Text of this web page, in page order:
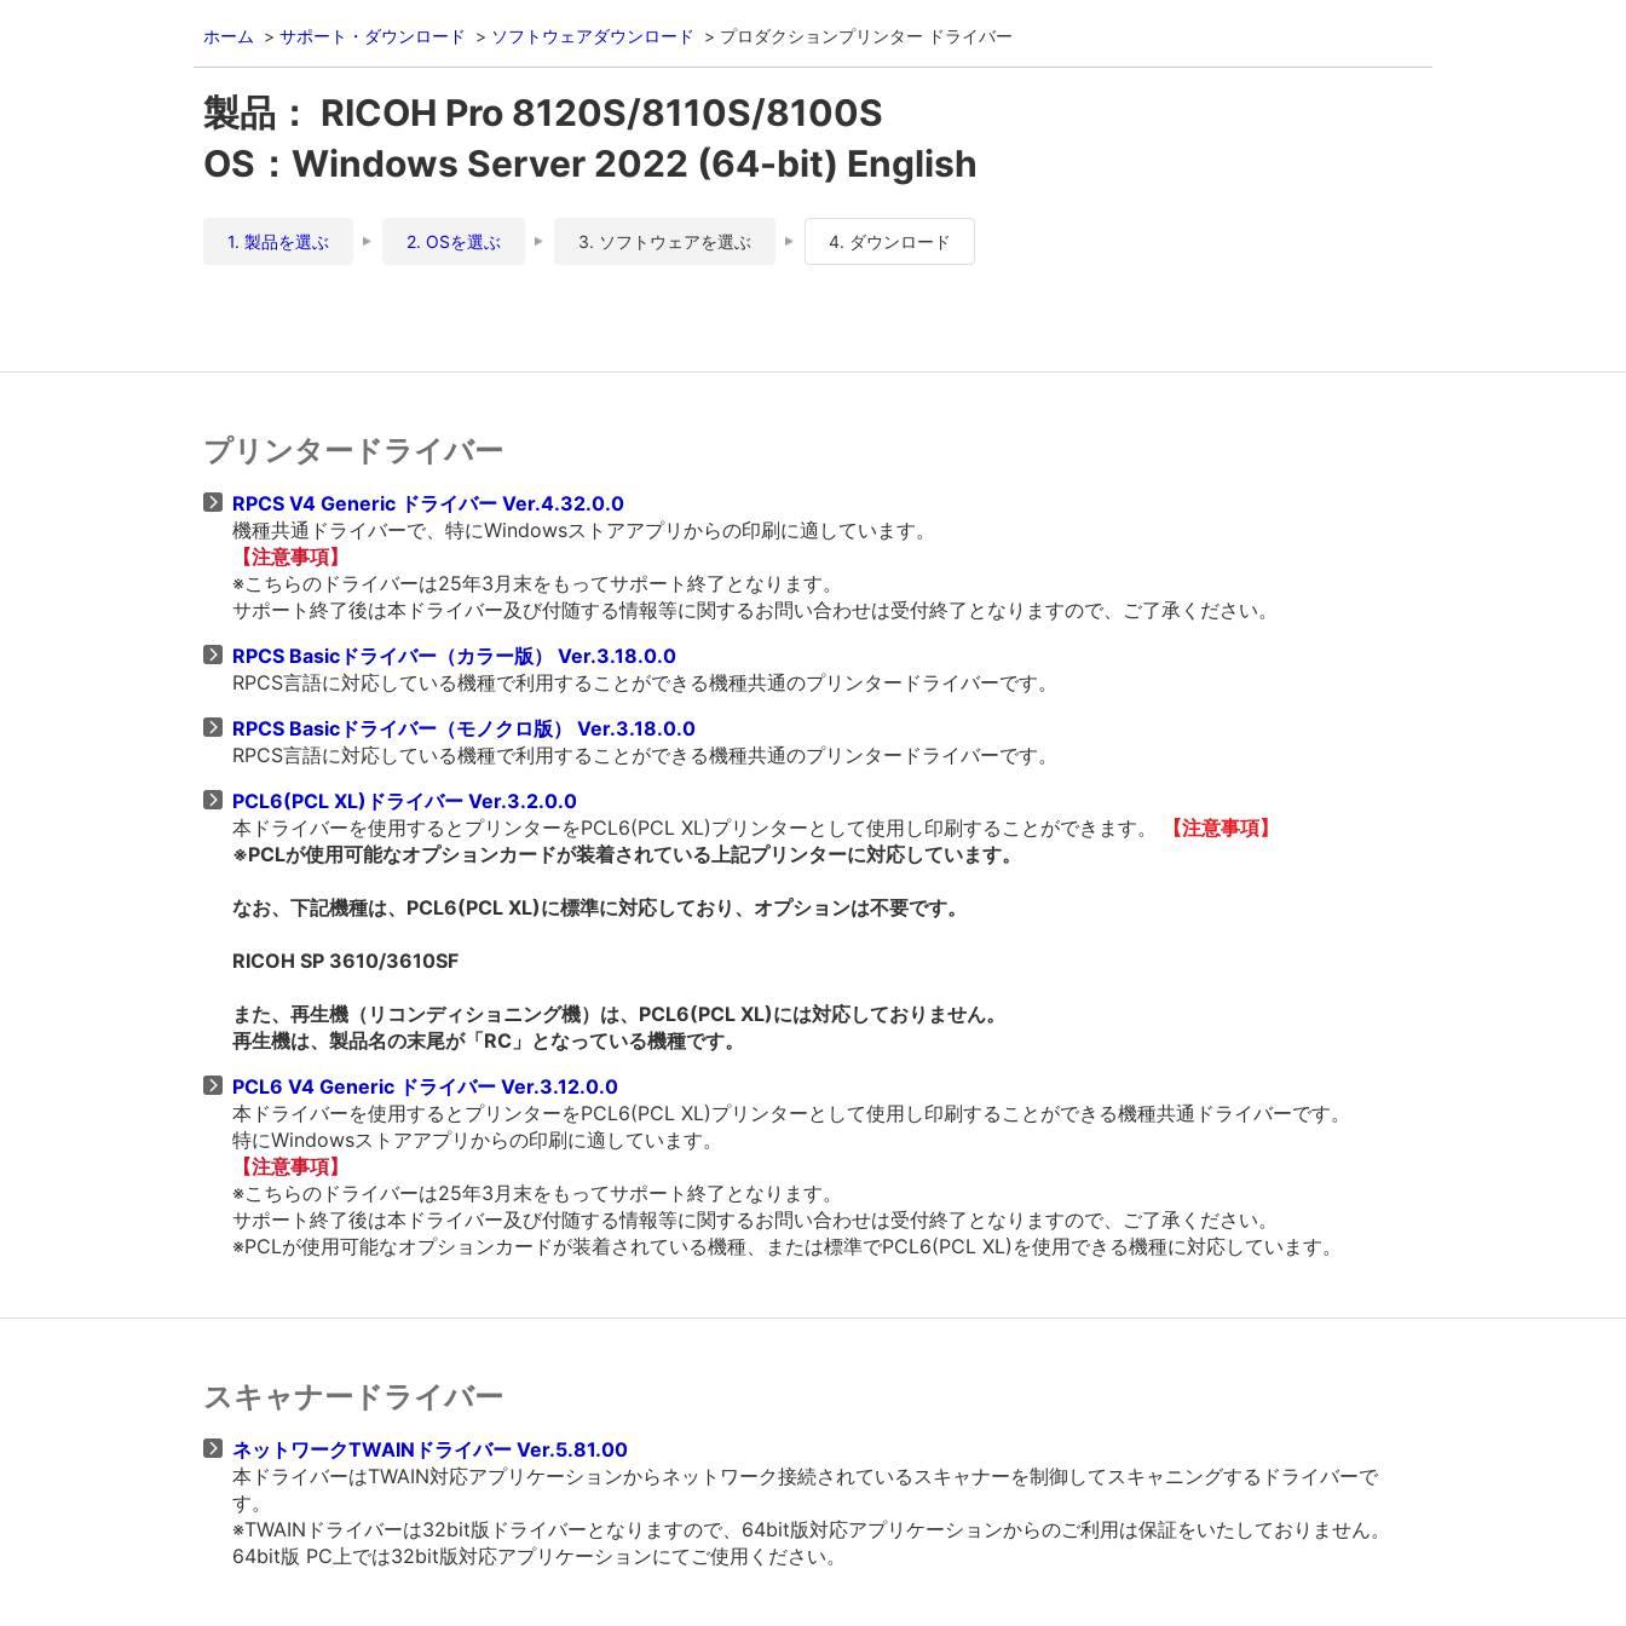
ホーム サポート・ダウンロード ソフトウェアダウンロード プロダクションプリンター ドライバー
製品： RICOH Pro 8120S/8110S/8100S
OS：Windows Server 2022 (64-bit) English
1. 製品を選ぶ 2. OSを選ぶ 3. ソフトウェアを選ぶ 4. ダウンロード
プリンタードライバー
RPCS V4 Generic ドライバー Ver.4.32.0.0
機種共通ドライバーで、特にWindowsストアアプリからの印刷に適しています。
【注意事項】
※こちらのドライバーは25年3月末をもってサポート終了となります。
サポート終了後は本ドライバー及び付随する情報等に関するお問い合わせは受付終了となりますので、ご了承ください。
RPCS Basicドライバー（カラー版） Ver.3.18.0.0
RPCS言語に対応している機種で利用することができる機種共通のプリンタードライバーです。
RPCS Basicドライバー（モノクロ版） Ver.3.18.0.0
RPCS言語に対応している機種で利用することができる機種共通のプリンタードライバーです。
PCL6(PCL XL)ドライバー Ver.3.2.0.0
本ドライバーを使用するとプリンターをPCL6(PCL XL)プリンターとして使用し印刷することができます。
【注意事項】
※PCLが使用可能なオプションカードが装着されている上記プリンターに対応しています。
なお、下記機種は、PCL6(PCL XL)に標準に対応しており、オプションは不要です。
RICOH SP 3610/3610SF
また、再生機（リコンディショニング機）は、PCL6(PCL XL)には対応しておりません。
再生機は、製品名の末尾が「RC」となっている機種です。
PCL6 V4 Generic ドライバー Ver.3.12.0.0
本ドライバーを使用するとプリンターをPCL6(PCL XL)プリンターとして使用し印刷することができる機種共通ドライバーです。
特にWindowsストアアプリからの印刷に適しています。
【注意事項】
※こちらのドライバーは25年3月末をもってサポート終了となります。
サポート終了後は本ドライバー及び付随する情報等に関するお問い合わせは受付終了となりますので、ご了承ください。
※PCLが使用可能なオプションカードが装着されている機種、または標準でPCL6(PCL XL)を使用できる機種に対応しています。
スキャナードライバー
ネットワークTWAINドライバー Ver.5.81.00
本ドライバーはTWAIN対応アプリケーションからネットワーク接続されているスキャナーを制御してスキャニングするドライバーで
す。
※TWAINドライバーは32bit版ドライバーとなりますので、64bit版対応アプリケーションからのご利用は保証をいたしておりません。
64bit版 PC上では32bit版対応アプリケーションにてご使用ください。